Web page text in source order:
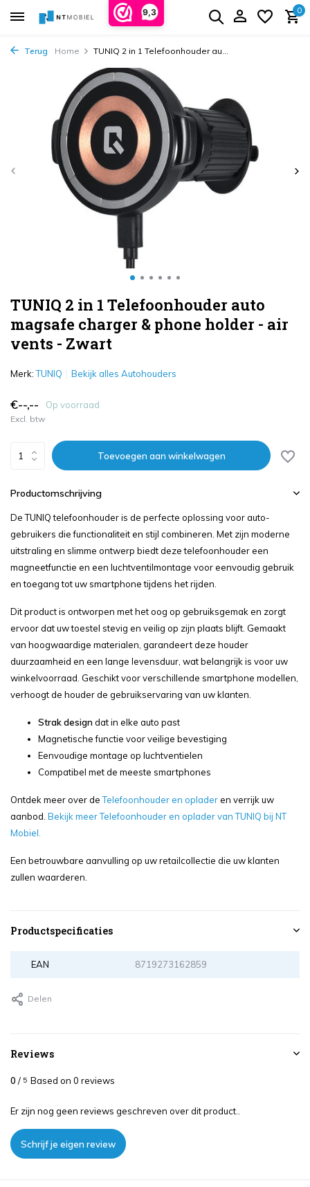
9,3 0
Terug Home TUNIQ 2 in 1 Telefoonhouder au...
TUNIQ 2 in 1 Telefoonhouder auto
magsafe charger & phone holder - air
vents - Zwart
Merk:TUNIQ Bekijk alles Autohouders
€--,-- Op voorraad
Excl. btw
Toevoegen aan winkelwagen
Productomschrijving
De TUNIQ telefoonhouder is de perfecte oplossing voor auto-
gebruikers die functionaliteit en stijl combineren. Met zijn moderne
uitstraling en slimme ontwerp biedt deze telefoonhouder een
magneetfunctie en een luchtventilmontage voor eenvoudig gebruik
en toegang tot uw smartphone tijdens het rijden.
Dit product is ontworpen met het oog op gebruiksgemak en zorgt
ervoor dat uw toestel stevig en veilig op zijn plaats blijft. Gemaakt
van hoogwaardige materialen, garandeert deze houder
duurzaamheid en een lange levensduur, wat belangrijk is voor uw
winkelvoorraad. Geschikt voor verschillende smartphone modellen,
verhoogt de houder de gebruikservaring van uw klanten.
Strak design dat in elke auto past
Magnetische functie voor veilige bevestiging
Eenvoudige montage op luchtventielen
Compatibel met de meeste smartphones
Ontdek meer over deTelefoonhouder en opladeren verrijk uw
aanbod. Bekijk meer Telefoonhouder en oplader van TUNIQ bij NT
Mobiel.
Een betrouwbare aanvulling op uw retailcollectie die uw klanten
zullen waarderen.
Productspecificaties
EAN 8719273162859
Delen
Reviews
0 / 5 Based on 0 reviews
Er zijn nog geen reviews geschreven over dit product..
Schrijf je eigen review